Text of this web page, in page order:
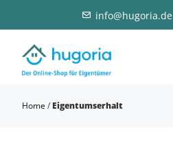
info@hugoria.de
Home / Eigentumserhalt